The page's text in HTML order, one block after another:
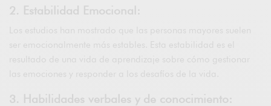
2. Estabilidad Emocional:
Los estudios han mostrado que las personas mayores suelen
ser emocionalmente más estables. Esta estabilidad es el
resultado de una vida de aprendizaje sobre cómo gestionar
las emociones y responder a los desafíos de la vida.
3. Habilidades verbales y de conocimiento: